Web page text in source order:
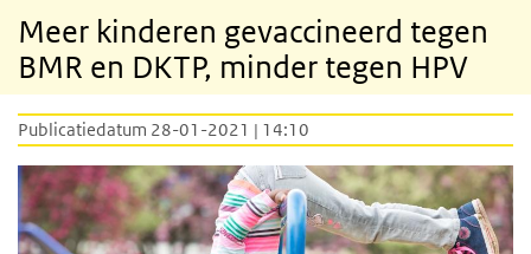
Meer kinderen gevaccineerd tegen
BMR en DKTP, minder tegen HPV
Publicatiedatum 28-01-2021 | 14:10